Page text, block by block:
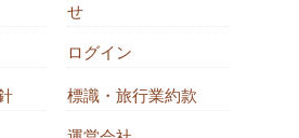
せ
ログイン
標識・旅行業約款